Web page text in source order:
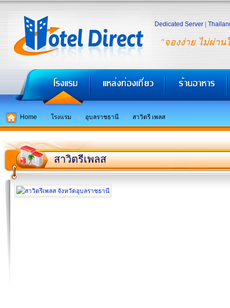
"จองง่าย ไม่ผ่าน
Dedicated Server
Home โรงแรม อุบลราชธานี สาวิตรี เพลส
สาวิตรีเพลส